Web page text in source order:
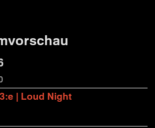
| Loud Night